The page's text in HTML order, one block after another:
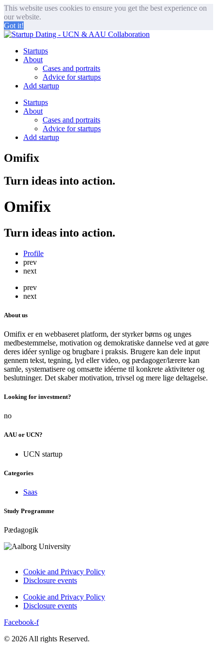
This website uses cookies to ensure you get the best experience on
our website.
Got it!
Startups
About
Cases and portraits
Advice for startups
Add startup
Startups
About
Cases and portraits
Advice for startups
Add startup
Omifix
Turn ideas into action.
Omifix
Turn ideas into action.
Profile
prev
next
prev
next
About us
Omifix er en webbaseret platform, der styrker børns og unges
medbestemmelse, motivation og demokratiske dannelse ved at gøre
deres idéer synlige og brugbare i praksis. Brugere kan dele input
gennem tekst, tegning, lyd eller video, og pædagoger/lærere kan
samle, systematisere og omsætte idéerne til konkrete aktiviteter og
beslutninger. Det skaber motivation, trivsel og mere lige deltagelse.
Looking for investment?
no
AAU or UCN?
UCN startup
Categories
Saas
Study Programme
Pædagogik
Cookie and Privacy Policy
Disclosure events
Cookie and Privacy Policy
Disclosure events
Facebook-f
© 2026 All rights Reserved.